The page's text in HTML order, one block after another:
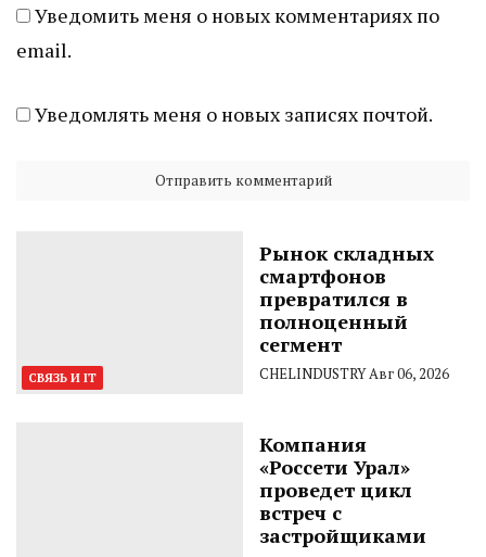
Уведомить меня о новых комментариях по
email.
Уведомлять меня о новых записях почтой.
СВЯЗЬ И IT
Рынок складных
смартфонов
превратился в
полноценный
сегмент
CHELINDUSTRYАвг 06, 2026
Компания
«Россети Урал»
проведет цикл
встреч с
застройщиками